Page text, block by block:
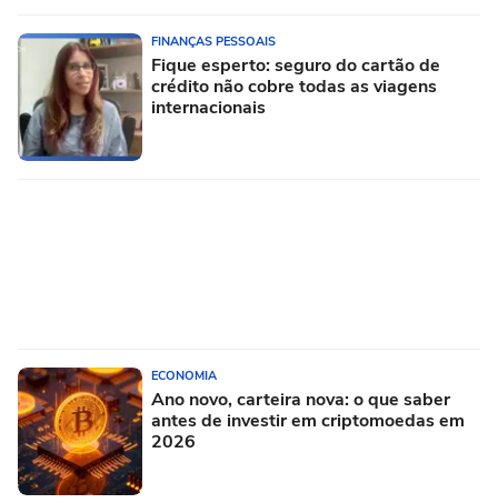
FINANÇAS PESSOAIS
Fique esperto: seguro do cartão de
crédito não cobre todas as viagens
internacionais
ECONOMIA
Ano novo, carteira nova: o que saber
antes de investir em criptomoedas em
2026